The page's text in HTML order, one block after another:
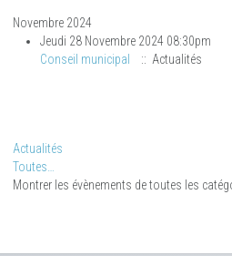
Novembre 2024
Jeudi 28 Novembre 2024 08:30pm
Conseil municipal
:: Actualités
Actualités
Toutes…
Montrer les évènements de toutes les